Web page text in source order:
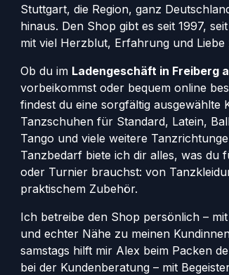
Stuttgart, die Region, ganz
hinaus. Den Shop gibt es seit 1997,
mit viel Herzblut, Erfahrung und Liebe
Ob du im Ladengeschäft in Freiberg
vorbeikommst oder bequem online
findest du eine sorgfältig ausgewählte
Tanzschuhen für Standard, Latein,
Tango und viele weitere
Tanzbedarf biete ich dir alles, was du
oder Turnier brauchst: von
praktischem Zubehör.
Ich betreibe den Shop persönlich –
und echter Nähe zu meinen
samstags hilft mir Alex beim Packen
bei der Kundenberatung – mit